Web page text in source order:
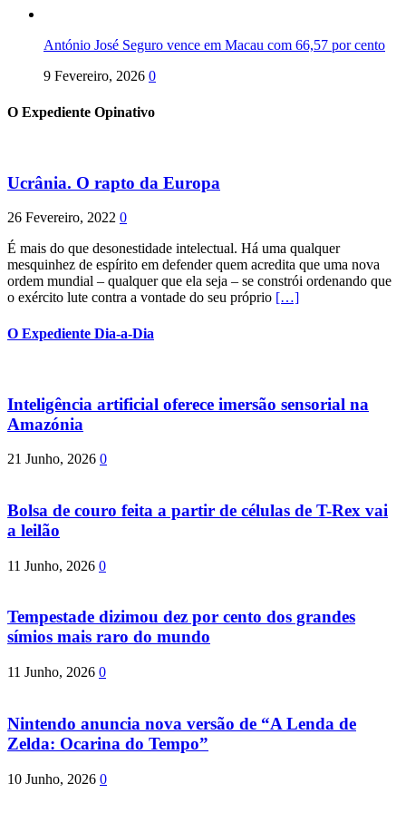
António José Seguro vence em Macau com 66,57 por cento
9 Fevereiro, 2026 0
O Expediente Opinativo
Ucrânia. O rapto da Europa
26 Fevereiro, 2022 0
É mais do que desonestidade intelectual. Há uma qualquer
mesquinhez de espírito em defender quem acredita que uma nova
ordem mundial – qualquer que ela seja – se constrói ordenando que
o exército lute contra a vontade do seu próprio […]
O Expediente Dia-a-Dia
Inteligência artificial oferece imersão sensorial na
Amazónia
21 Junho, 2026 0
Bolsa de couro feita a partir de células de T-Rex vai
a leilão
11 Junho, 2026 0
Tempestade dizimou dez por cento dos grandes
símios mais raro do mundo
11 Junho, 2026 0
Nintendo anuncia nova versão de “A Lenda de
Zelda: Ocarina do Tempo”
10 Junho, 2026 0